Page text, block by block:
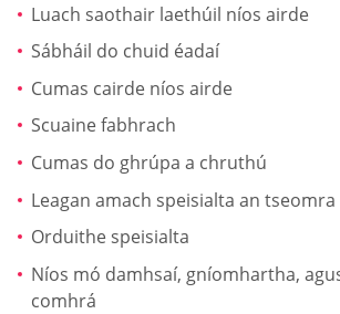
Luach saothair laethúil níos airde
Sábháil do chuid éadaí
Cumas cairde níos airde
Scuaine fabhrach
Cumas do ghrúpa a chruthú
Leagan amach speisialta an tseomra
Orduithe speisialta
Níos mó damhsaí, gníomhartha,
comhrá